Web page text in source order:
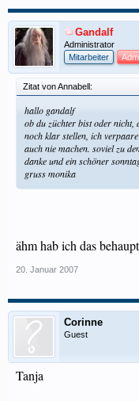
Gandalf
Administrator
Mitarbeiter
Zitat von Annabell:
hallo gandalf
ob du züchter bist oder nicht,
noch klar stellen, ich
auch nie machen. soviel zu
danke und ein schöner
gruss monika
ähm hab ich das
20. Januar 2007
Corinne
Guest
Tanja